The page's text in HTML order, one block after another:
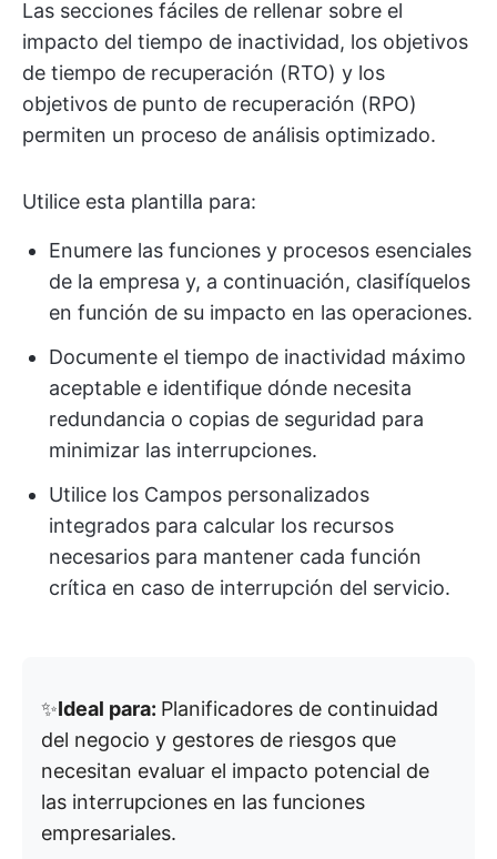
Las secciones fáciles de rellenar sobre el
impacto del tiempo de inactividad, los objetivos
de tiempo de recuperación (RTO) y los
objetivos de punto de recuperación (RPO)
permiten un proceso de análisis optimizado.
Utilice esta plantilla para:
Enumere las funciones y procesos esenciales
de la empresa y, a continuación, clasifíquelos
en función de su impacto en las operaciones.
Documente el tiempo de inactividad máximo
aceptable e identifique dónde necesita
redundancia o copias de seguridad para
minimizar las interrupciones.
Utilice los Campos personalizados
integrados para calcular los recursos
necesarios para mantener cada función
crítica en caso de interrupción del servicio.
✨Ideal para: Planificadores de continuidad
del negocio y gestores de riesgos que
necesitan evaluar el impacto potencial de
las interrupciones en las funciones
empresariales.